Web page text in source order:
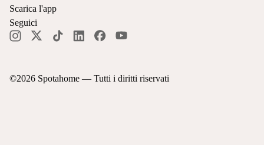
©2026 Spotahome — Tutti i diritti riservati
Scarica l'app
Seguici